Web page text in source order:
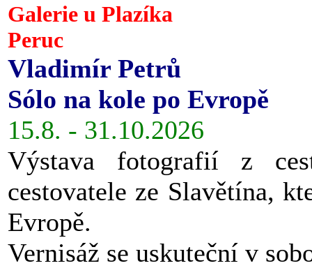
Galerie u Plazíka
Peruc
Vladimír Petrů
Sólo na kole po Evropě
15.8. - 31.10.2026
Výstava fotografií z
cestovatele ze Slavětína,
Evropě.
Vernisáž se uskuteční v